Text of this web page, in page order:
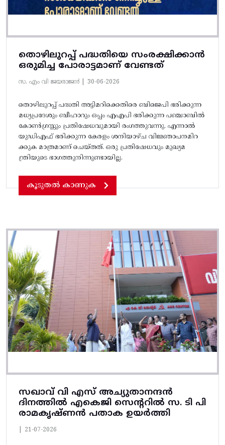
തൊഴിലുറപ്പ് പദ്ധതിയെ സംരക്ഷിക്കാൻ
ഒരുമിച്ച പോരാട്ടമാണ് വേണ്ടത്
സ. എം വി ജയരാജൻ | 30-06-2026
തൊഴിലുറപ്പ് പദ്ധതി അട്ടിമറിക്കെതിരെ ബിജെപി ഭരിക്കുന്ന
മധ്യപ്രദേശും ബീഹാറും ഒപ്പം എഎപി ഭരിക്കുന്ന പഞ്ചാബിൽ
കോൺഗ്രസ്സും പ്രതിഷേധവുമായി രംഗത്തുവന്നു. എന്നാൽ
യുഡിഎഫ് ഭരിക്കുന്ന കേരളം ശനിയാഴ്ച വിജ്ഞാപനമിറ
ക്കുക മാത്രമാണ് ചെയ്തത്. ഒരു പ്രതിഷേധവും മുഖ്യമ
ന്ത്രിയുടെ ഭാഗത്തുനിന്നുണ്ടായില്ല.
കൂടുതൽ കാണുക
സഖാവ് വി എസ് അച്യുതാനന്ദൻ
ദിനത്തിൽ എകെജി സെന്ററിൽ സ. ടി പി
രാമകൃഷ്‌ണൻ പതാക ഉയർത്തി
21-07-2026